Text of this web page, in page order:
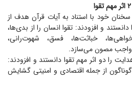
خود با استناد به آیات قرآن هدف از
و افزودند: تقوا انسان را از بدی‌ها،
خباثت‌ها، فسق، شهوت‌رانی،
واجب مصون می‌سازد.
را دو اثر مهم تقوا دانستند و افزودند:
از جمله اقتصادی و امنیتی گشایش